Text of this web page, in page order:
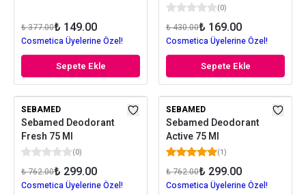
₺ 377.00₺ 149.00
Cosmetica Üyelerine Özel!
Sepete Ekle
(0)
₺ 430.00₺ 169.00
Cosmetica Üyelerine Özel!
Sepete Ekle
SEBAMED
Sebamed Deodorant
Fresh 75 Ml
(0)
₺ 762.00₺ 299.00
Cosmetica Üyelerine Özel!
SEBAMED
Sebamed Deodorant
Active 75 Ml
(1)
₺ 762.00₺ 299.00
Cosmetica Üyelerine Özel!